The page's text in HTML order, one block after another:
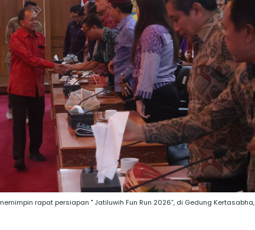
rapat persiapan " Jatiluwih Fun Run 2026”, di Gedung Kertasabha,